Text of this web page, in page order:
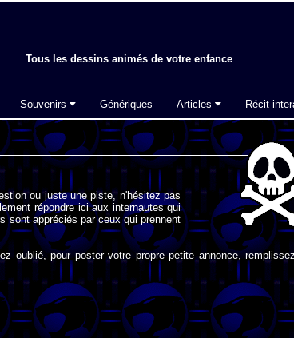
Tous les dessins animés de votre enfance
Souvenirs Génériques Articles Récit
ou juste une piste, n'hésitez pas
répondre ici aux internautes qui
sont appréciés par ceux qui prennent
oublié, pour poster votre propre petite annonce,